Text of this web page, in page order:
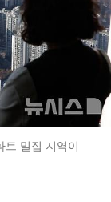
트 밀집 지역이